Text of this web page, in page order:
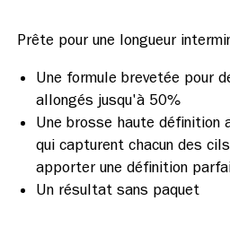
Une formule brevetée pour
allongés jusqu'à 50%
Une brosse haute définition
qui capturent chacun des
apporter une définition
Un résultat sans paquet